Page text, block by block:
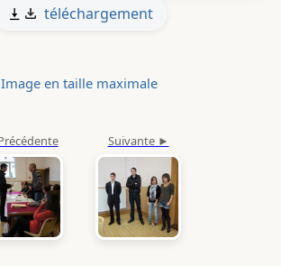
téléchargement
Image en taille maximale